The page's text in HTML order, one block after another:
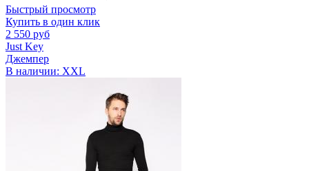
Быстрый просмотр
Купить в один клик
2 550 руб
Just Key
Джемпер
В наличии: XXL